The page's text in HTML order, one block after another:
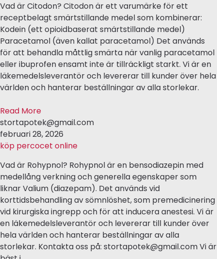
Vad är Citodon? Citodon är ett varumärke för ett
receptbelagt smärtstillande medel som kombinerar:
Kodein (ett opioidbaserat smärtstillande medel)
Paracetamol (även kallat paracetamol) Det används
för att behandla måttlig smärta när vanlig paracetamol
eller ibuprofen ensamt inte är tillräckligt starkt. Vi är en
läkemedelsleverantör och levererar till kunder över hela
världen och hanterar beställningar av alla storlekar.
Read More
stortapotek@gmail.com
februari 28, 2026
köp percocet online
Vad är Rohypnol? Rohypnol är en bensodiazepin med
medellång verkning och generella egenskaper som
liknar Valium (diazepam). Det används vid
korttidsbehandling av sömnlöshet, som premedicinering
vid kirurgiska ingrepp och för att inducera anestesi. Vi är
en läkemedelsleverantör och levererar till kunder över
hela världen och hanterar beställningar av alla
storlekar. Kontakta oss på: stortapotek@gmail.com Vi är